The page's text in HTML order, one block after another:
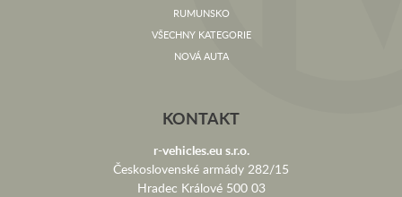
RUMUNSKO
VŠECHNY KATEGORIE
NOVÁ AUTA
KONTAKT
r-vehicles.eu s.r.o.
Československé armády 282/15
Hradec Králové 500 03